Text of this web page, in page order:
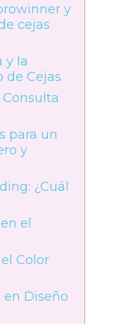
y
cejas
y la
de Cejas
para un
y
¿Cuál
el
Color
en Diseño